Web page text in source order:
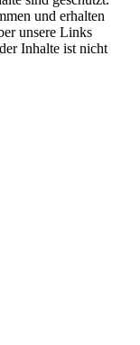
und erhalten
unsere Links
Inhalte ist nicht